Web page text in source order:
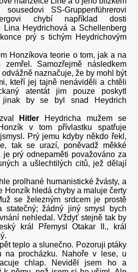
SS-Gruppenführerovi
chybí například dosti
Lina Heydrichová a Schellenberg
prý s tichým Heydrichovým
Honzíkova teorie o tom, jak a na
Samozřejmě následkem
naznačuje, že by mohl být
kteří jej tajně nenáviděli a chtěli
atentát jim pouze poskytl
jinak by se byl snad Heydrich
Hitler Heydricha mužem se
v tom přívlastku spatřuje
Prý jemu kdyby někdo řekl,
tak se urazí, poněvadž měkké
prý odnepaměti považováno za
a ušlechtilých citů, jež dělají
prolhané humanistické žvásty, a
Honzík hledá chyby a maluje čerty
se železným srdcem je prostě
statečný; žádný jiný smysl bych
nehledal. Vždyť stejně tak by
král Přemysl Otakar II., král
a slunečno. Pozoruji ptáky
procházku. Nahoře v lese, u
chlap. Neviděl jsem ho a